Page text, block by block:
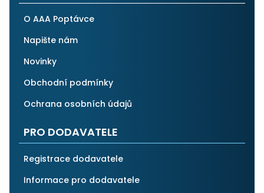
O AAA Poptávce
Napište nám
Novinky
Obchodní podmínky
Ochrana osobních údajů
PRO DODAVATELE
Registrace dodavatele
Informace pro dodavatele